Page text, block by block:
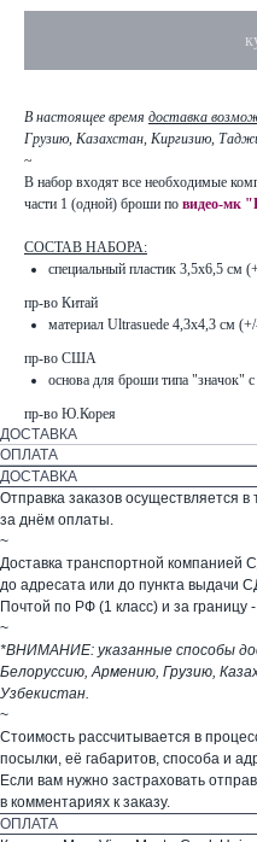
В настоящее время доставка
Грузию, Казахстан, Киргизию,
~
В набор входят все необходимые
части 1 (одной) броши по видео-мк
СОСТАВ НАБОРА:
специальный пластик 3,5х6,5 см
пр-во Китай
материал Ultrasuede 4,3х4,3 см
пр-во США
основа для броши типа "значок"
пр-во Ю.Корея
ДОСТАВКА
ОПЛАТА
ДОСТАВКА
Отправка заказов осуществляется
за днём оплаты.
~
Доставка транспортной компанией
до адресата или до пункта выдачи
Почтой по РФ (1 класс) и за границу
~
*ВНИМАНИЕ: указанные способы
Белоруссию, Армению, Грузию,
Узбекистан.
~
Стоимость рассчитывается в
посылки, её габаритов, способа и
Если вам нужно застраховать
в комментариях к заказу.
ОПЛАТА